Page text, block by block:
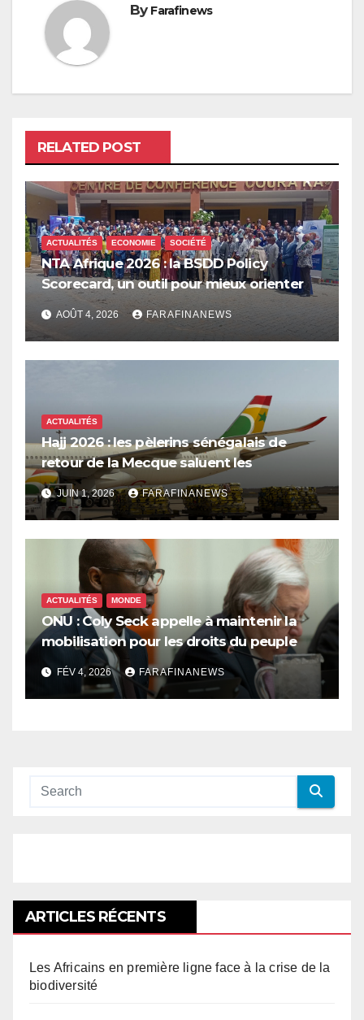
By Farafinews
RELATED POST
ACTUALITÉS ECONOMIE SOCIÉTÉ
NTA Afrique 2026 : la BSDD Policy
Scorecard, un outil pour mieux orienter
les dépenses publiques
AOÛT 4, 2026 FARAFINANEWS
ACTUALITÉS
Hajj 2026 : les pèlerins sénégalais de
retour de la Mecque saluent les
innovations d’Air Sénégal SA
JUIN 1, 2026 FARAFINANEWS
ACTUALITÉS MONDE
ONU : Coly Seck appelle à maintenir la
mobilisation pour les droits du peuple
palestinien
FÉV 4, 2026 FARAFINANEWS
ARTICLES RÉCENTS
Les Africains en première ligne face à la crise de la
biodiversité